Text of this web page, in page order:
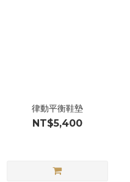
律動平衡鞋墊
NT$5,400